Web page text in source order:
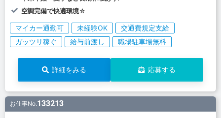
空調完備で快適環境☆
マイカー通勤可 未経験OK
交通費規定支給
ガッツリ稼ぐ
給与前渡し 職場駐車場無料
詳細をみる 応募する
お仕事No.133213